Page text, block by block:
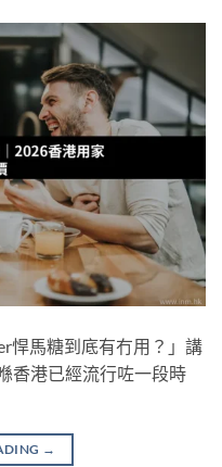
悍馬糖到底有冇用？」講
香港已經流行咗一段時
→